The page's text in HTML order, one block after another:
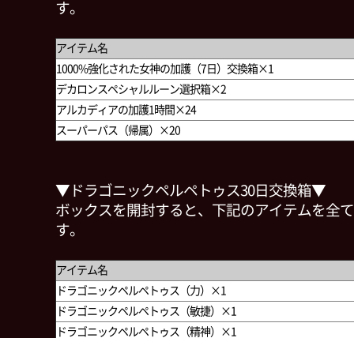
す。
アイテム名
1000%強化された女神の加護（7日）交換箱×1
デカロンスペシャルルーン選択箱×2
アルカディアの加護1時間×24
スーパーパス（帰属）
×20
▼ドラゴニックペルペトゥス30日交換箱▼
ボックスを開封すると、下記のアイテムを全
す。
アイテム名
ドラゴニックペルペトゥス（力）×1
ドラゴニックペルペトゥス（敏捷）×1
ドラゴニックペルペトゥス（精神）×1